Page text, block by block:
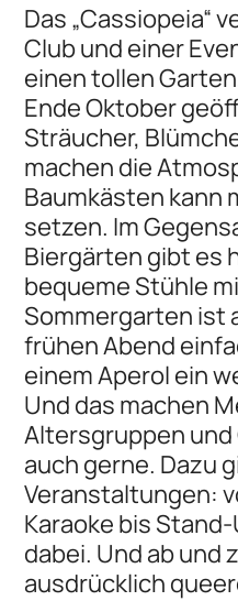
Das „Cassiopeia“
Club und einer
einen tollen
Ende Oktober
Sträucher,
machen die
Baumkästen kann
setzen. Im
Biergärten gibt es
bequeme Stühle
Sommergarten ist
frühen Abend
einem Aperol ein
Und das machen
Altersgruppen
auch gerne. Dazu
Veranstaltungen:
Karaoke bis
dabei. Und ab und
ausdrücklich